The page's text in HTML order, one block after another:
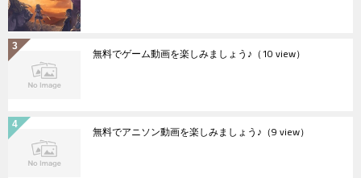
無料でゲーム動画を楽しみましょう♪ （10 view）
無料でアニソン動画を楽しみましょう♪ （9 view）